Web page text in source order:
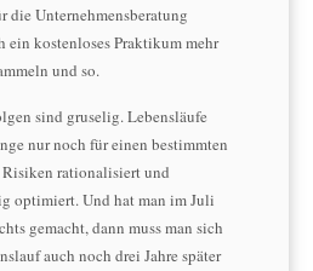
die Unternehmensberatung
ein kostenloses Praktikum mehr
und so.
sind gruselig. Lebensläufe
nur noch für einen bestimmten
rationalisiert und
optimiert. Und hat man im Juli
gemacht, dann muss man sich
auch noch drei Jahre später